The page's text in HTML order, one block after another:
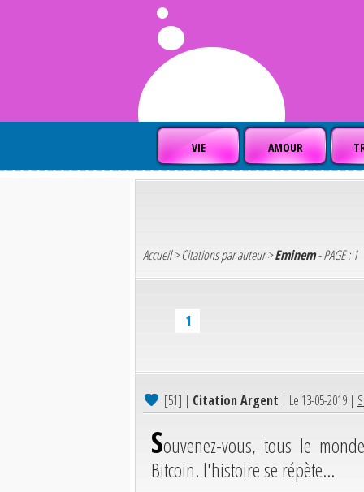
VIE AMOUR
Accueil>Citations par auteur>Eminem- PAGE : 1
1
[51] | Citation Argent | Le 13-05-2019 |
Souvenez-vous, tous le
Bitcoin. l'histoire se répète...